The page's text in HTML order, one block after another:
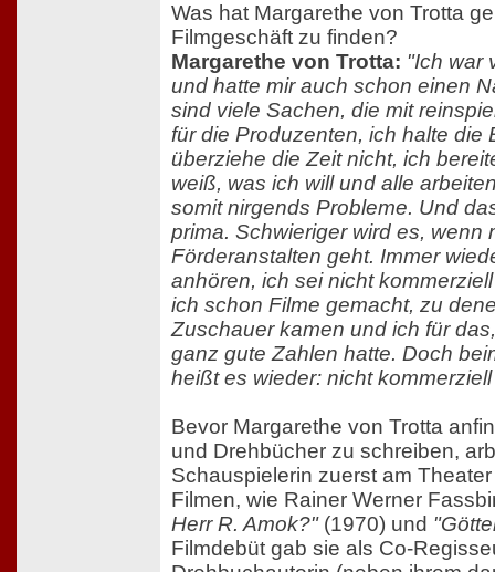
Was hat Margarethe von Trotta
Filmgeschäft zu finden?
Margarethe von Trotta: "Ich war
und hatte mir auch schon einen
sind viele Sachen, die mit
für die Produzenten, ich halte die
überziehe die Zeit nicht, ich
weiß, was ich will und alle
somit nirgends Probleme. Und
prima. Schwieriger wird es, wenn
Förderanstalten geht. Immer
anhören, ich sei nicht
ich schon Filme gemacht, zu
Zuschauer kamen und ich für
ganz gute Zahlen hatte. Doch
heißt es wieder: nicht
Bevor Margarethe von Trotta
und Drehbücher zu schreiben,
Schauspielerin zuerst am
Filmen, wie Rainer Werner
Herr R. Amok?"(1970) und
Filmdebüt gab sie als Co-